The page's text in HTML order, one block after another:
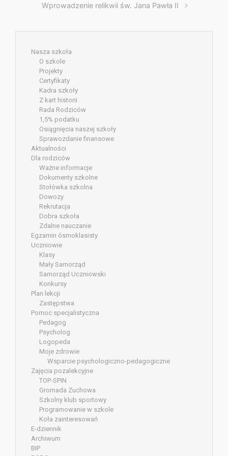
Wprowadzenie relikwii św. Jana Pawła II
Nasza szkoła
O szkole
Projekty
Certyfikaty
Kadra szkoły
Z kart historii
Rada Rodziców
1,5% podatku
Osiągnięcia naszej szkoły
Sprawozdanie finansowe
Aktualności
Dla rodziców
Ważne informacje
Dokumenty szkolne
Stołówka szkolna
Dowozy
Rekrutacja
Dobra szkoła
Zdalne nauczanie
Egzamin ósmoklasisty
Uczniowie
Klasy
Mały Samorząd
Samorząd Uczniowski
Konkursy
Plan lekcji
Zastępstwa
Pomoc specjalistyczna
Pedagog
Psycholog
Logopeda
Moje zdrowie
Wsparcie psychologiczno-pedagogiczne
Zajęcia pozalekcyjne
TOP-SPIN
Gromada Zuchowa
Szkolny klub sportowy
Programowanie w szkole
Koła zainteresowań
E-dziennik
Archiwum
BIP